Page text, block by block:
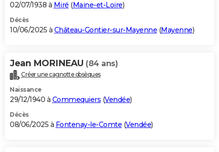
02/07/1938 à Miré (Maine-et-Loire)
Décès
10/06/2025 à Château-Gontier-sur-Mayenne (Mayenne)
Jean MORINEAU (84 ans)
Créer une cagnotte obsèques
Naissance
29/12/1940 à Commequiers (Vendée)
Décès
08/06/2025 à Fontenay-le-Comte (Vendée)